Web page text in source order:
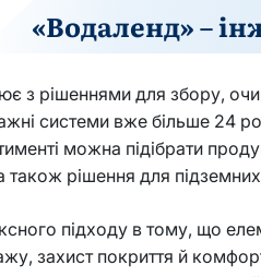
«Водаленд» –
з рішеннями для збору,
системи вже більше 24
можна підібрати
також рішення для
підходу в тому, що
захист покриття й